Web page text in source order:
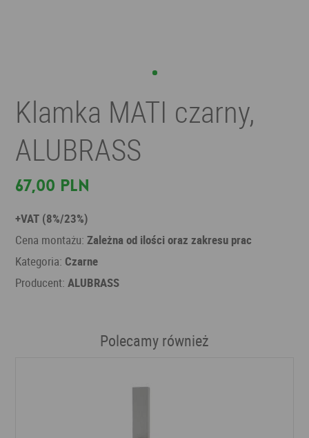
Klamka MATI czarny,
ALUBRASS
67,00 PLN
+VAT (8%/23%)
Cena montażu:Zależna od ilości oraz zakresu prac
Kategoria: Czarne
Producent:ALUBRASS
Polecamy również